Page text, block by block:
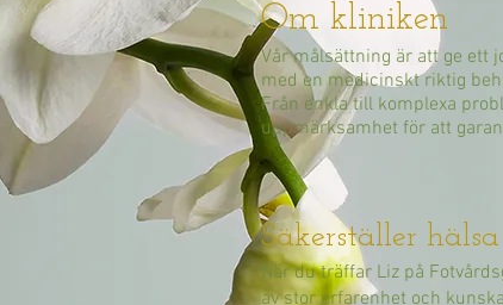
Om kliniken
Vår målsättning är att ge ett
med en medicinskt riktig
Från enkla till komplexa
uppmärksamhet för att
Säkerställer
När du träffar Liz på
av stor erfarenhet och